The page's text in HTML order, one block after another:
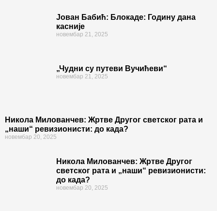
Јован Бабић: Блокаде: Годину дана
касније
новембар 21, 2025
„Чудни су путеви Вучићеви“
новембар 21, 2025
Никола Милованчев: Жртве Другог светског рата и
„наши“ ревизионисти: до када?
новембар 20, 2025
Никола Милованчев: Жртве Другог
светског рата и „наши“ ревизионисти:
до када?
новембар 20, 2025